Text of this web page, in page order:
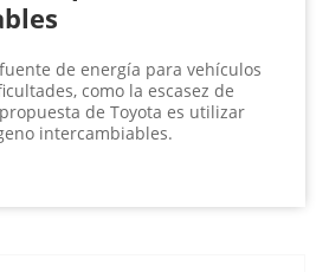
de energía para vehículos
como la escasez de
de Toyota es utilizar
intercambiables.